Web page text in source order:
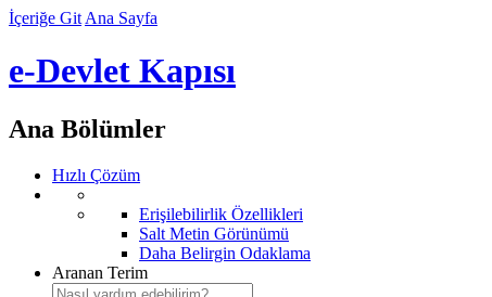
İçeriğe Git Ana Sayfa
e-Devlet Kapısı
Ana Bölümler
Hızlı Çözüm
Erişilebilirlik Özellikleri
Salt Metin Görünümü
Daha Belirgin Odaklama
Aranan Terim